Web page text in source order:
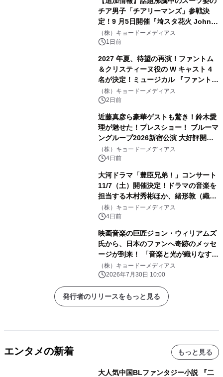
チア男子「チアリーマンズ」参戦決
定！9 月5日開催『埼スタ花火 John
Williams Fireworks 2026』を大迫力
のパフォーマンスで熱く盛り上げる！
（株）キョードーメディアス
1日前
2027 年夏、待望の再演！ファントム
＆クリスティーヌ役の W キャスト 4
名が決定！ミュージカル 『ファント
ム』
（株）キョードーメディアス
2日前
近藤真彦ら豪華ゲストも驚き！鈴木愛
理が魅せた！プレスショー！ ブルーマ
ングループ2026新宿公演 大好評開催
中！！
（株）キョードーメディアス
4日前
大河ドラマ「豊臣兄弟！」コンサート
11/7（土）開催決定！ドラマの音楽を
担当する木村秀彬ほか、緒形敦（織田
信澄役）、松本怜生（石田三成役）が
ゲスト出演 8 月 5 日（水）10:00 よ
（株）キョードーメディアス
4日前
映画音楽の巨匠ジョン・ウィリアムズ
氏から、日本のファンへ奇跡のメッセ
ージが到来！ 「音楽と光が織りなす素
晴らしい夜に！」9 月 5 日開催の『埼
スタ花火』へ向け、直筆サイン入りレ
ターが公開
（株）キョードーメディアス
2026年7月30日 10:00
発行者のリリースをもっと見る
エンタメの新着 もっと見る
大人気中国BLファンタジー小説 『二